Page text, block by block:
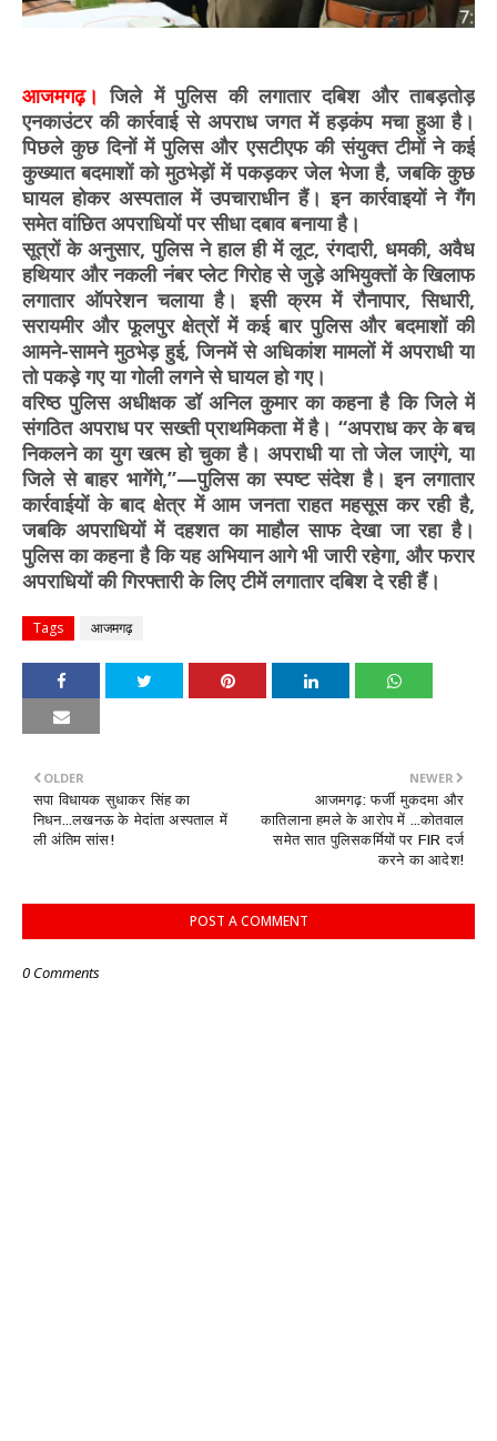
आजमगढ़। जिले में पुलिस की लगातार दबिश और ताबड़तोड़
एनकाउंटर की कार्रवाई से अपराध जगत में हड़कंप मचा हुआ है।
पिछले कुछ दिनों में पुलिस और एसटीएफ की संयुक्त टीमों ने कई
कुख्यात बदमाशों को मुठभेड़ों में पकड़कर जेल भेजा है, जबकि कुछ
घायल होकर अस्पताल में उपचाराधीन हैं। इन कार्रवाइयों ने गैंग
समेत वांछित अपराधियों पर सीधा दबाव बनाया है।
सूत्रों के अनुसार, पुलिस ने हाल ही में लूट, रंगदारी, धमकी, अवैध
हथियार और नकली नंबर प्लेट गिरोह से जुड़े अभियुक्तों के खिलाफ
लगातार ऑपरेशन चलाया है। इसी क्रम में रौनापार, सिधारी,
सरायमीर और फूलपुर क्षेत्रों में कई बार पुलिस और बदमाशों की
आमने-सामने मुठभेड़ हुई, जिनमें से अधिकांश मामलों में अपराधी या
तो पकड़े गए या गोली लगने से घायल हो गए।
वरिष्ठ पुलिस अधीक्षक डॉ अनिल कुमार का कहना है कि जिले में
संगठित अपराध पर सख्ती प्राथमिकता में है। “अपराध कर के बच
निकलने का युग खत्म हो चुका है। अपराधी या तो जेल जाएंगे, या
जिले से बाहर भागेंगे,”—पुलिस का स्पष्ट संदेश है। इन लगातार
कार्रवाईयों के बाद क्षेत्र में आम जनता राहत महसूस कर रही है,
जबकि अपराधियों में दहशत का माहौल साफ देखा जा रहा है।
पुलिस का कहना है कि यह अभियान आगे भी जारी रहेगा, और फरार
अपराधियों की गिरफ्तारी के लिए टीमें लगातार दबिश दे रही हैं।
Tags आजमगढ़
NEWER
आजमगढ़: फर्जी मुकदमा और
कातिलाना हमले के आरोप में ...कोतवाल
समेत सात पुलिसकर्मियों पर FIR दर्ज
करने का आदेश!
OLDER
सपा विधायक सुधाकर सिंह का
निधन...लखनऊ के मेदांता अस्पताल में
ली अंतिम सांस!
POST A COMMENT
0 Comments